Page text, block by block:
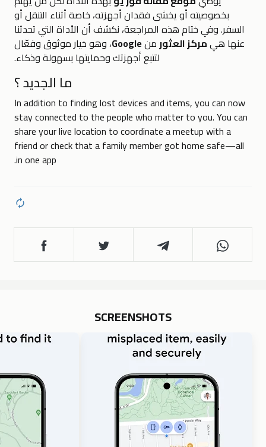
بخصوصيته أو يخشى فقدان أجهزته، خاصة أثناء التنقل أو
السفر. وفي ختام هذه المراجعة، نكشف أن الأداة التي تحدثنا
عنها هيمركز العثورمنGoogle، وهو خيار موثوق وفعّال
لتتبع أجهزتك وحمايتها بسهولة وذكاء.
ما الجديد ؟
In addition to finding lost devices and items, you can now
stay connected to the people who matter to you. You can
share your live location to coordinate a meetup with a
friend or check that a family member got home safe—all
in one app.
SCREENSHOTS